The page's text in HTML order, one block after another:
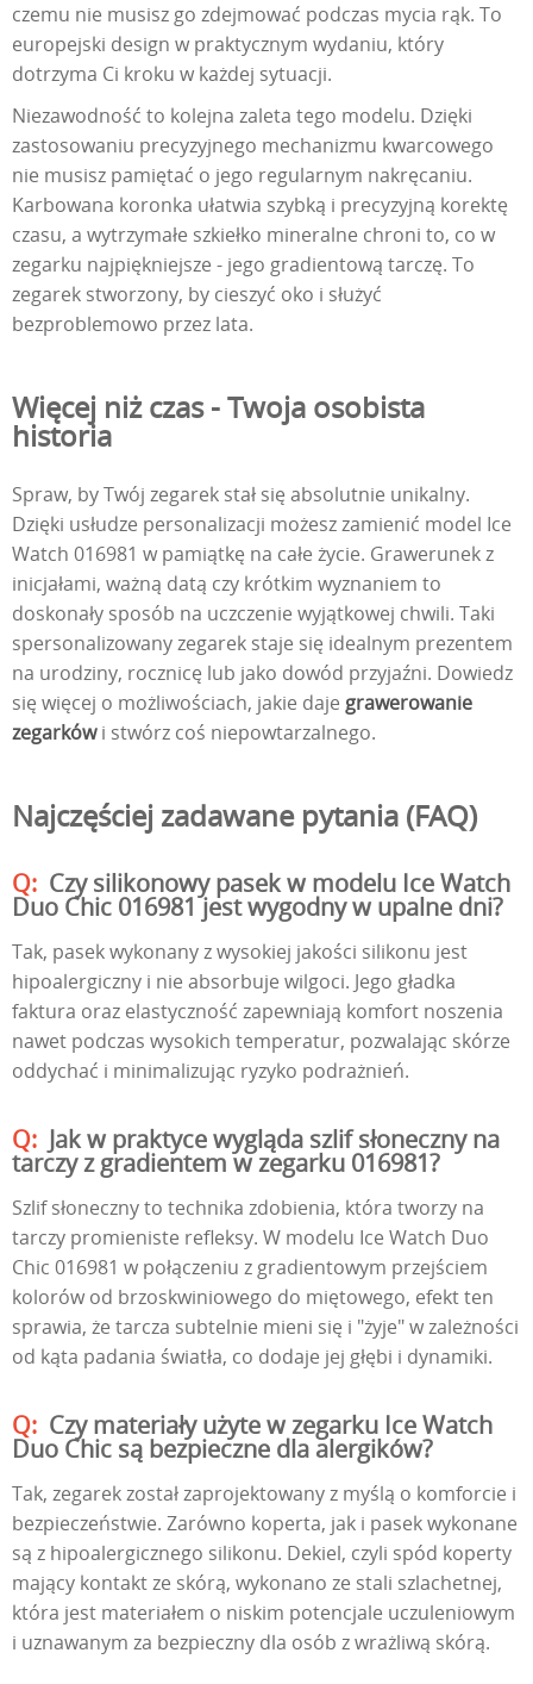
czemu nie musisz go zdejmować podczas mycia rąk. To
europejski design w praktycznym wydaniu, który
dotrzyma Ci kroku w każdej sytuacji.
Niezawodność to kolejna zaleta tego modelu. Dzięki
zastosowaniu precyzyjnego mechanizmu kwarcowego
nie musisz pamiętać o jego regularnym nakręcaniu.
Karbowana koronka ułatwia szybką i precyzyjną korektę
czasu, a wytrzymałe szkiełko mineralne chroni to, co w
zegarku najpiękniejsze - jego gradientową tarczę. To
zegarek stworzony, by cieszyć oko i służyć
bezproblemowo przez lata.
Więcej niż czas - Twoja osobista
historia
Spraw, by Twój zegarek stał się absolutnie unikalny.
Dzięki usłudze personalizacji możesz zamienić model Ice
Watch 016981 w pamiątkę na całe życie. Grawerunek z
inicjałami, ważną datą czy krótkim wyznaniem to
doskonały sposób na uczczenie wyjątkowej chwili. Taki
spersonalizowany zegarek staje się idealnym prezentem
na urodziny, rocznicę lub jako dowód przyjaźni. Dowiedz
się więcej o możliwościach, jakie daje grawerowanie
zegarkówi stwórz coś niepowtarzalnego.
Najczęściej zadawane pytania (FAQ)
Czy silikonowy pasek w modelu Ice Watch
Duo Chic 016981 jest wygodny w upalne dni?
Tak, pasek wykonany z wysokiej jakości silikonu jest
hipoalergiczny i nie absorbuje wilgoci. Jego gładka
faktura oraz elastyczność zapewniają komfort noszenia
nawet podczas wysokich temperatur, pozwalając skórze
oddychać i minimalizując ryzyko podrażnień.
Jak w praktyce wygląda szlif słoneczny na
tarczy z gradientem w zegarku 016981?
Szlif słoneczny to technika zdobienia, która tworzy na
tarczy promieniste refleksy. W modelu Ice Watch Duo
Chic 016981 w połączeniu z gradientowym przejściem
kolorów od brzoskwiniowego do miętowego, efekt ten
sprawia, że tarcza subtelnie mieni się i "żyje" w zależności
od kąta padania światła, co dodaje jej głębi i dynamiki.
Czy materiały użyte w zegarku Ice Watch
Duo Chic są bezpieczne dla alergików?
Tak, zegarek został zaprojektowany z myślą o komforcie i
bezpieczeństwie. Zarówno koperta, jak i pasek wykonane
są z hipoalergicznego silikonu. Dekiel, czyli spód koperty
mający kontakt ze skórą, wykonano ze stali szlachetnej,
która jest materiałem o niskim potencjale uczuleniowym
i uznawanym za bezpieczny dla osób z wrażliwą skórą.